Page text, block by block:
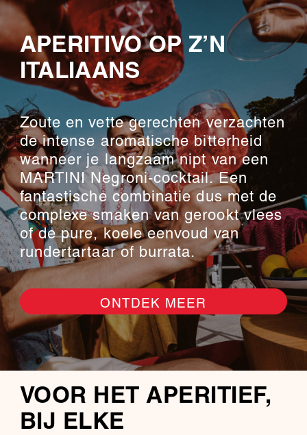
APERITIVO OP Z’N
ITALIAANS
Zoute en vette gerechten verzachten
de intense aromatische bitterheid
wanneer je langzaam nipt van een
MARTINI Negroni-cocktail. Een
fantastische combinatie dus met de
complexe smaken van gerookt vlees
of de pure, koele eenvoud van
rundertartaar of burrata.
ONTDEK MEER
VOOR HET APERITIEF,
BIJ ELKE